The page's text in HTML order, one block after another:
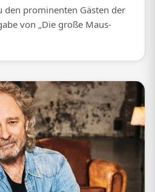
den prominenten Gästen der
von „Die große Maus-